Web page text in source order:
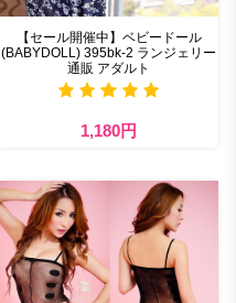
【セール開催中】ベビードール
(BABYDOLL) 395bk-2 ランジェリー
通販 アダルト
1,180円